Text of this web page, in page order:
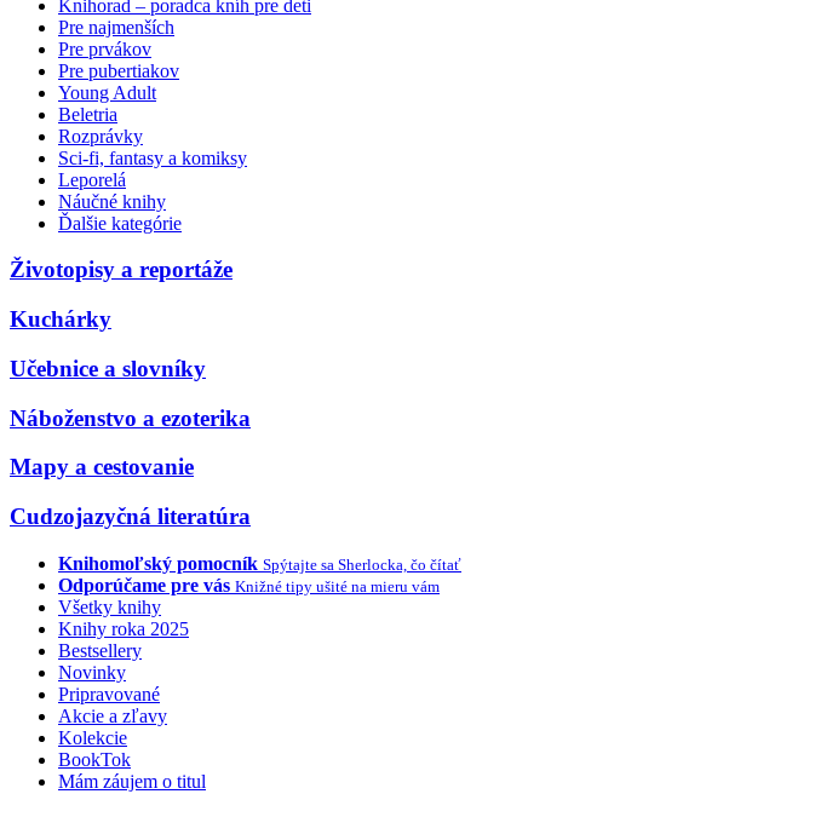
Knihorad – poradca kníh pre deti
Pre najmenších
Pre prvákov
Pre pubertiakov
Young Adult
Beletria
Rozprávky
Sci-fi, fantasy a komiksy
Leporelá
Náučné knihy
Ďalšie kategórie
Životopisy a reportáže
Kuchárky
Učebnice a slovníky
Náboženstvo a ezoterika
Mapy a cestovanie
Cudzojazyčná literatúra
Knihomoľský pomocník Spýtajte sa Sherlocka, čo čítať
Odporúčame pre vás Knižné tipy ušité na mieru vám
Všetky knihy
Knihy roka 2025
Bestsellery
Novinky
Pripravované
Akcie a zľavy
Kolekcie
BookTok
Mám záujem o titul